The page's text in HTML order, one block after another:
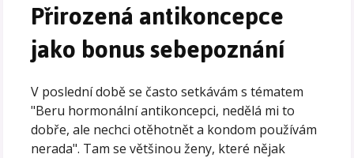
Přirozená antikoncepce
jako bonus sebepoznání
V poslední době se často setkávám s tématem
"Beru hormonální antikoncepci, nedělá mi to
dobře, ale nechci otěhotnět a kondom používám
nerada". Tam se většinou ženy, které nějak